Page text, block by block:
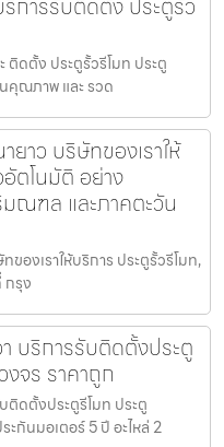
ติดตั้ง ประตูรั้วรีโมท ประตู
คุณภาพ และ รวด
าว บริษัทของเราให้
ตโนมัติ อย่าง
ณฑล และภาคตะวัน
องเราให้บริการ ประตูรั้วรีโมท,
กรุง
บริการรับติดตั้งประตู
จร ราคาถูก
ติดตั้งประตูรีโมท ประตู
กันมอเตอร์ 5 ปี อะไหล่ 2